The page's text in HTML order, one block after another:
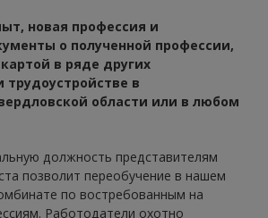
новая профессия и
о полученной профессии,
в ряде других
в
области или в любом
должность представителям
позволит переобучение в нашем
по востребованным на
Работодатели охотно